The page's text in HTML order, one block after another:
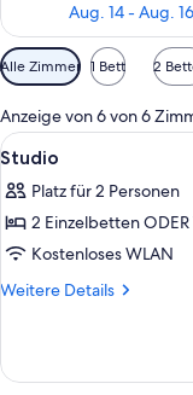
Aug. 14 - Aug. 16
Verfügbare
Filter
für
Zimmer
Alle Zimmer 1 Bett 2
Anzeige von 6 von 6
Alle
Fotos
für
Studio
anzeigen
9
Studio
Platz für 2 Personen
2 Einzelbetten
Kostenloses WLAN
Weitere Details
Weitere